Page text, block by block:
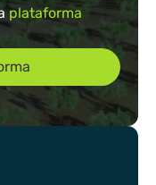
plataforma